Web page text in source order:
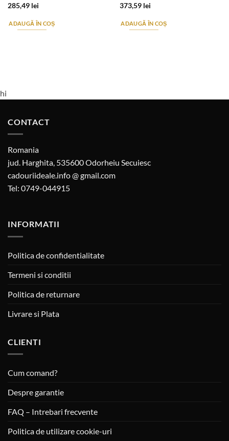
285,49 lei
ADAUGĂ ÎN COȘ
373,59 lei
ADAUGĂ ÎN COȘ
hi
CONTACT
Romania
jud. Harghita, 535600 Odorheiu Secuiesc
cadouriideale.info @ gmail.com
Tel: 0749-044915
INFORMATII
Politica de confidentialitate
Termeni si conditii
Politica de returnare
Livrare si Plata
CLIENTI
Cum comand?
Despre garantie
FAQ – Intrebari frecvente
Politica de utilizare cookie-uri